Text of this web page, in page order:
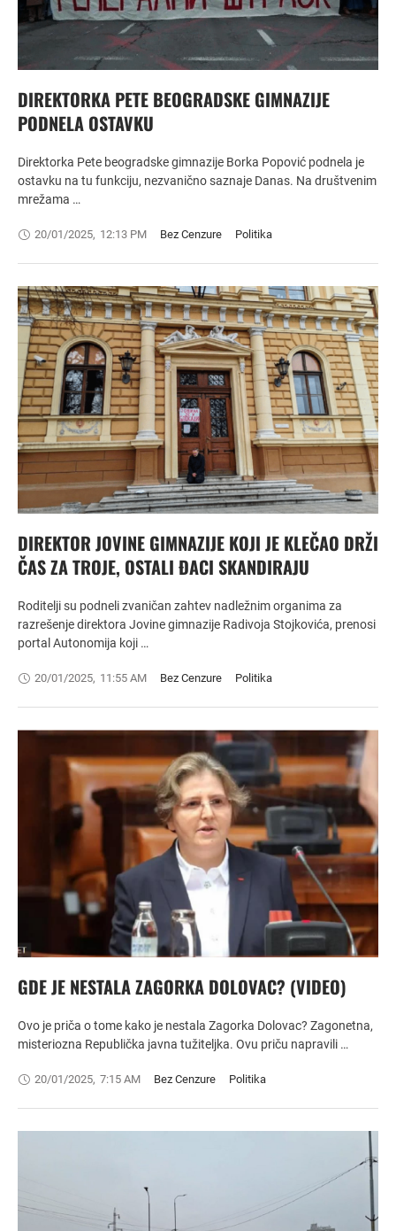
DIREKTORKA PETE BEOGRADSKE GIMNAZIJE
PODNELA OSTAVKU
Direktorka Pete beogradske gimnazije Borka Popović podnela je
ostavku na tu funkciju, nezvanično saznaje Danas. Na društvenim
mrežama …
20/01/2025, 12:13 PM Bez Cenzure Politika
DIREKTOR JOVINE GIMNAZIJE KOJI JE KLEČAO DRŽI
ČAS ZA TROJE, OSTALI ĐACI SKANDIRAJU
Roditelji su podneli zvaničan zahtev nadležnim organima za
razrešenje direktora Jovine gimnazije Radivoja Stojkovića, prenosi
portal Autonomija koji …
20/01/2025, 11:55 AM Bez Cenzure Politika
GDE JE NESTALA ZAGORKA DOLOVAC? (VIDEO)
Ovo je priča o tome kako je nestala Zagorka Dolovac? Zagonetna,
misteriozna Republička javna tužiteljka. Ovu priču napravili …
20/01/2025, 7:15 AM Bez Cenzure Politika